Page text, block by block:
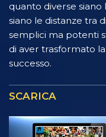
quanto diverse
siano le distanze tra
semplici ma potenti
di aver trasformato
successo.
SCARICA